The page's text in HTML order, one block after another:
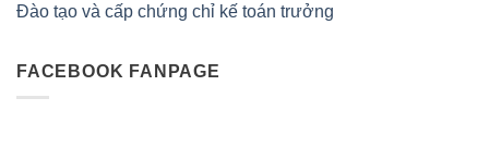
Đào tạo và cấp chứng chỉ kế toán trưởng
FACEBOOK FANPAGE